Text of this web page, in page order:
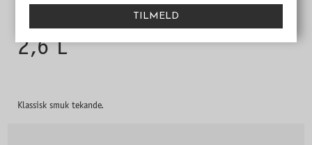
Eslau Bornholm, mathvid,
2,6 L
Klassisk smuk tekande.
TILMELD